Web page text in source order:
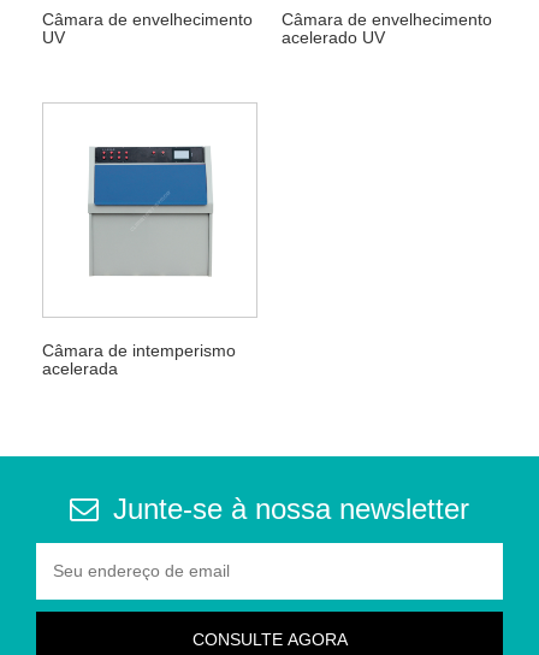
Câmara de envelhecimento
UV
Câmara de envelhecimento
acelerado UV
Câmara de intemperismo
acelerada
Junte-se à nossa newsletter